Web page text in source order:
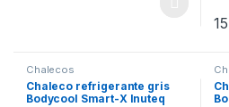
Chalecos
Chaleco refrigerante gris
Bodycool Smart-X Inuteq